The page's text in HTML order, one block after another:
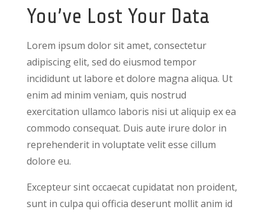
You’ve Lost Your Data
Lorem ipsum dolor sit amet, consectetur
adipiscing elit, sed do eiusmod tempor
incididunt ut labore et dolore magna aliqua. Ut
enim ad minim veniam, quis nostrud
exercitation ullamco laboris nisi ut aliquip ex ea
commodo consequat. Duis aute irure dolor in
reprehenderit in voluptate velit esse cillum
dolore eu.
Excepteur sint occaecat cupidatat non proident,
sunt in culpa qui officia deserunt mollit anim id